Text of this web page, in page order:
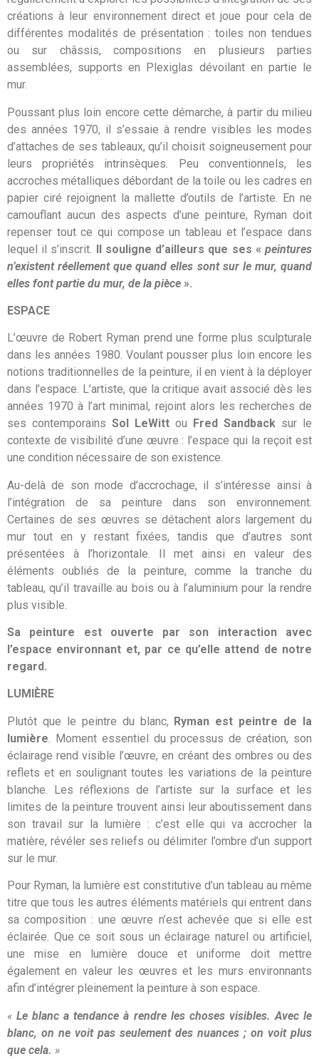
créations à leur environnement direct et joue pour cela de
différentes modalités de présentation : toiles non tendues
ou sur châssis, compositions en plusieurs parties
assemblées, supports en Plexiglas dévoilant en partie le
mur.
Poussant plus loin encore cette démarche, à partir du milieu
des années 1970, il s’essaie à rendre visibles les modes
d’attaches de ses tableaux, qu’il choisit soigneusement pour
leurs propriétés intrinsèques. Peu conventionnels, les
accroches métalliques débordant de la toile ou les cadres en
papier ciré rejoignent la mallette d’outils de l’artiste. En ne
camouflant aucun des aspects d’une peinture, Ryman doit
repenser tout ce qui compose un tableau et l’espace dans
lequel il s’inscrit. Il souligne d’ailleurs que ses «peintures
n’existent réellement que quand elles sont sur le mur, quand
elles font partie du mur, de la pièce ».
ESPACE
L’œuvre de Robert Ryman prend une forme plus sculpturale
dans les années 1980. Voulant pousser plus loin encore les
notions traditionnelles de la peinture, il en vient à la déployer
dans l’espace. L’artiste, que la critique avait associé dès les
années 1970 à l’art minimal, rejoint alors les recherches de
ses contemporains Sol LeWitt ou Fred Sandback sur le
contexte de visibilité d’une œuvre : l’espace qui la reçoit est
une condition nécessaire de son existence.
Au-delà de son mode d’accrochage, il s’intéresse ainsi à
l’intégration de sa peinture dans son environnement.
Certaines de ses œuvres se détachent alors largement du
mur tout en y restant fixées, tandis que d’autres sont
présentées à l’horizontale. Il met ainsi en valeur des
éléments oubliés de la peinture, comme la tranche du
tableau, qu’il travaille au bois ou à l’aluminium pour la rendre
plus visible.
Sa peinture est ouverte par son interaction avec
l’espace environnant et, par ce qu’elle attend de notre
regard.
LUMIÈRE
Plutôt que le peintre du blanc, Ryman est peintre de la
lumière. Moment essentiel du processus de création, son
éclairage rend visible l’œuvre, en créant des ombres ou des
reflets et en soulignant toutes les variations de la peinture
blanche. Les réflexions de l’artiste sur la surface et les
limites de la peinture trouvent ainsi leur aboutissement dans
son travail sur la lumière : c’est elle qui va accrocher la
matière, révéler ses reliefs ou délimiter l’ombre d’un support
sur le mur.
Pour Ryman, la lumière est constitutive d’un tableau au même
titre que tous les autres éléments matériels qui entrent dans
sa composition : une œuvre n’est achevée que si elle est
éclairée. Que ce soit sous un éclairage naturel ou artificiel,
une mise en lumière douce et uniforme doit mettre
également en valeur les œuvres et les murs environnants
afin d’intégrer pleinement la peinture à son espace.
«Le blanc a tendance à rendre les choses visibles. Avec le
blanc, on ne voit pas seulement des nuances ; on voit plus
que cela. »